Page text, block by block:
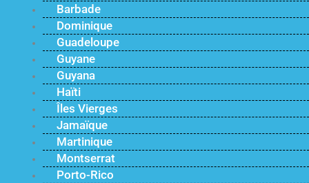
Barbade
Dominique
Guadeloupe
Guyane
Guyana
Haïti
Îles Vierges
Jamaïque
Martinique
Montserrat
Porto-Rico